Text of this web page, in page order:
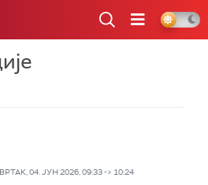
04. ЈУН 2026, 09:33 -> 10:24